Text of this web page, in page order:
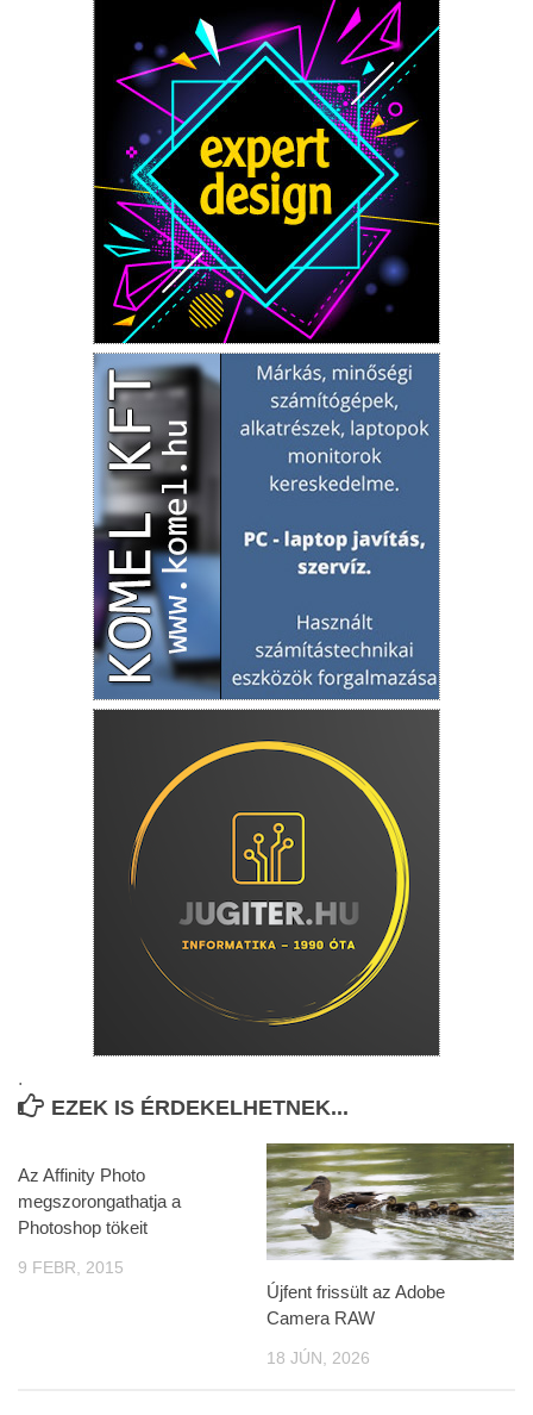
.
EZEK IS ÉRDEKELHETNEK...
Az Affinity Photo
megszorongathatja a
Photoshop tökeit
9 FEBR, 2015
Újfent frissült az Adobe
Camera RAW
18 JÚN, 2026